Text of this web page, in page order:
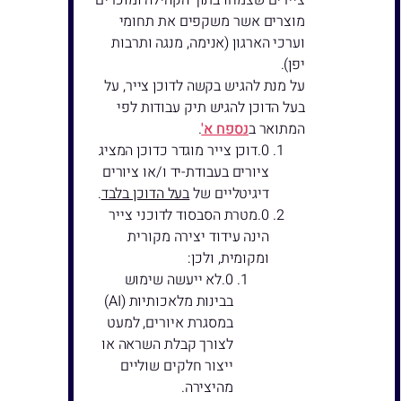
מוצרים אשר משקפים את תחומי
וערכי הארגון (אנימה, מנגה ותרבות
יפן).
על מנת להגיש בקשה לדוכן צייר, על
בעל הדוכן להגיש תיק עבודות לפי
המתואר בנספח א'.
דוכן צייר מוגדר כדוכן המציג
ציורים בעבודת-יד ו/או ציורים
דיגיטליים שלבעל הדוכן בלבד.
מטרת הסבסוד לדוכני צייר
הינה עידוד יצירה מקורית
ומקומית, ולכן:
לא ייעשה שימוש
בבינות מלאכותיות (AI)
במסגרת איורים, למעט
לצורך קבלת השראה או
ייצור חלקים שוליים
מהיצירה.